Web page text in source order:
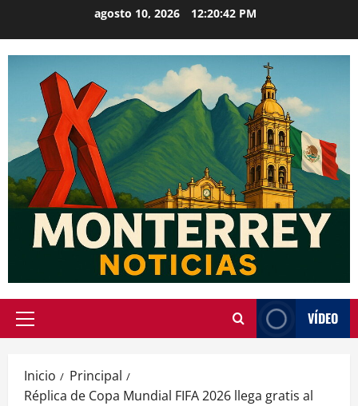
agosto 10, 2026 12:20:42 PM
Menú
VÍDEO
Inicio
Principal
Réplica de Copa Mundial FIFA 2026 llega gratis al